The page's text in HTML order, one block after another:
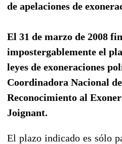
de apelaciones de
El 31 de marzo de 2008
impostergablemente el
leyes de exoneraciones
Coordinadora Nacional
Reconocimiento al
Joignant.
El plazo indicado es sólo